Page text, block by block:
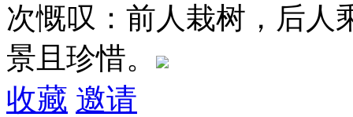
次慨叹：前人栽树，后人
景且珍惜。
收藏 邀请